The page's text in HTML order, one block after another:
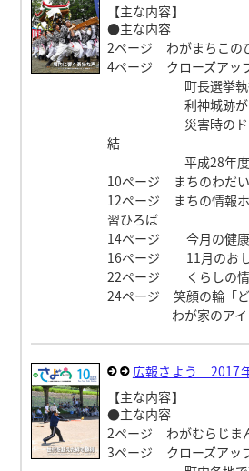
【主な内容】
●主な内容
2ページ わがまちこの
4ページ クローズアッ
町長選挙執行
利神城跡が国史
災害時のドロー
結
平成28年度
10ページ まちのわだい
12ページ まちの情報
習ひろば
14ページ 今月の健康
16ページ 11月のお
22ページ くらしの
24ページ 笑顔の輪「ど
わが家のアイ
広報さよう 2017
【主な内容】
●主な内容
2ページ わがむらじま
3ページ クローズアッ